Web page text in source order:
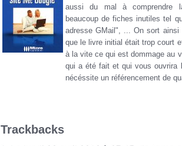
aussi du mal à comprendre
beaucoup de fiches inutiles tel
adresse GMail", ... On sort ainsi
que le livre initial était trop court
à la vite ce qui est dommage au
qui a été fait et qui vous ouvrira
nécéssite un référencement de
Trackbacks